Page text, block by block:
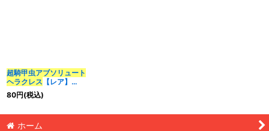
カテゴリ:
超騎甲虫アブソリュート
ヘラクレス 【レア】
{WPP3-JP007}《融
合》
80円(税込)
ホーム